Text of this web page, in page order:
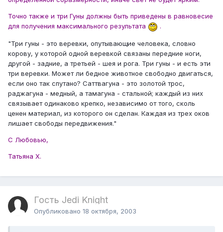
Точно также и три Гуны должны быть приведены в равновесие
для получения максимального результата
.
"Три гуны - это веревки, опутывающие человека, словно
корову, у которой одной веревкой связаны передние ноги,
другой - задние, а третьей - шея и рога. Три гуны - и есть эти
три веревки. Может ли бедное животное свободно двигаться,
если оно так спутано? Саттвагуна - это золотой трос,
раджагуна - медный, а тамагуна - стальной; каждый из них
связывает одинаково крепко, независимо от того, сколь
ценен материал, из которого он сделан. Каждая из трех оков
лишает свободы передвижения."
С Любовью,
Татьяна Х.
Гость Jedi Knight
Опубликовано 18 октября, 2003